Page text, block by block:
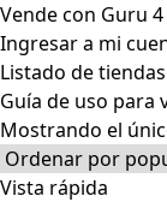
Vende con Guru
Ingresar a mi
Listado de
Guía de uso para
Mostrando el
Vista rápida